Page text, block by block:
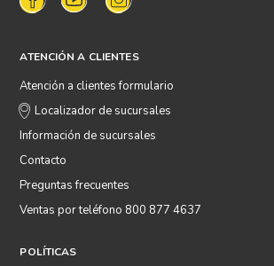
ATENCIÓN A CLIENTES
Atención a clientes formulario
Localizador de sucursales
Información de sucursales
Contacto
Preguntas frecuentes
Ventas por teléfono 800 877 4637
POLÍTICAS